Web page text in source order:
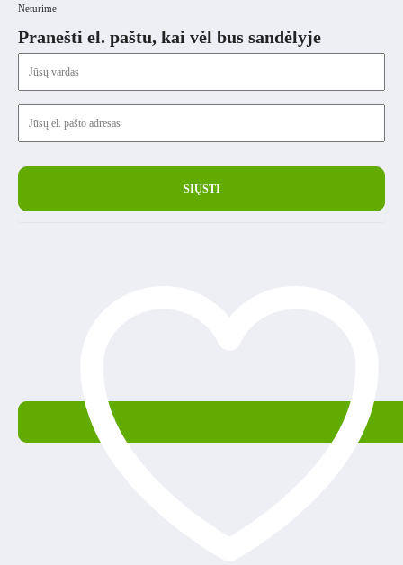
Neturime
Pranešti el. paštu, kai vėl bus sandėlyje